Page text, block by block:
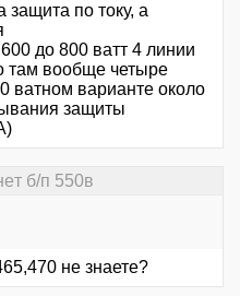
защита по току, а
до 800 ватт 4 линии
там вообще четыре
ватном варианте около
защиты
б/п 550в
не знаете?